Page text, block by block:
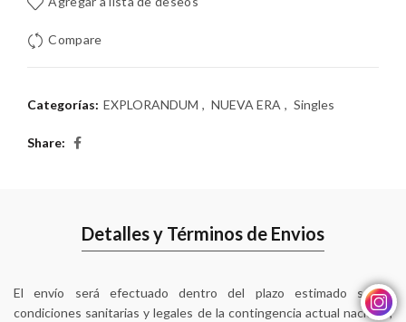
$3.000.$1.000.
Compare
Categorías: EXPLORANDUM , NUEVA ERA , Singles
Share
Detalles y Términos de Envios
El envío será efectuado dentro del plazo estimado según
condiciones sanitarias y legales de la contingencia actual nacional,
instagram